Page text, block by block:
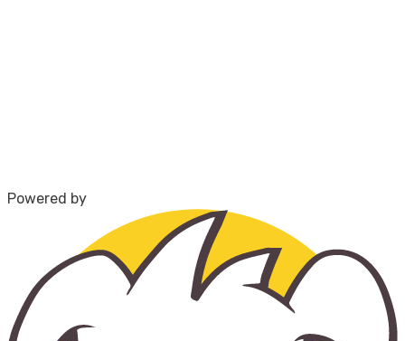
Powered by